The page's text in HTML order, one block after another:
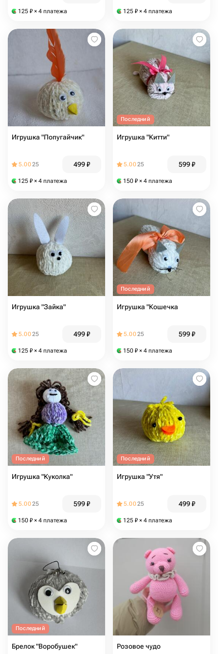
125 ₽ × 4 платежа 125 ₽ × 4 платежа
Игрушка "Попугайчик"
5.0025 499₽
125 ₽ × 4 платежа
Последний
Игрушка "Китти"
5.0025 599₽
150 ₽ × 4 платежа
Игрушка "Зайка"
5.0025 499₽
125 ₽ × 4 платежа
Последний
Игрушка "Кошечка
5.0025 599₽
150 ₽ × 4 платежа
Последний
Игрушка "Куколка"
5.0025 599₽
150 ₽ × 4 платежа
Последний
Игрушка "Утя"
5.0025 499₽
125 ₽ × 4 платежа
Последний
Брелок "Воробушек" Розовое чудо